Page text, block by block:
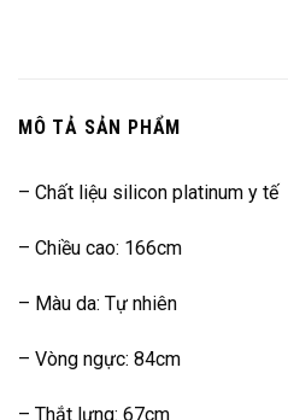
MÔ TẢ SẢN PHẨM
– Chất liệu silicon platinum y tế
– Chiều cao: 166cm
– Màu da: Tự nhiên
– Vòng ngực: 84cm
– Thắt lưng: 67cm